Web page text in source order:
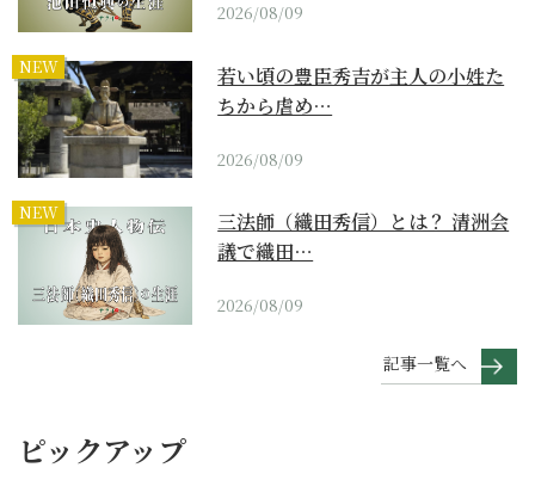
2026/08/09
NEW
若い頃の豊臣秀吉が主人の小姓た
ちから虐め…
2026/08/09
NEW
三法師（織田秀信）とは？ 清洲会
議で織田…
2026/08/09
記事一覧へ
ピックアップ